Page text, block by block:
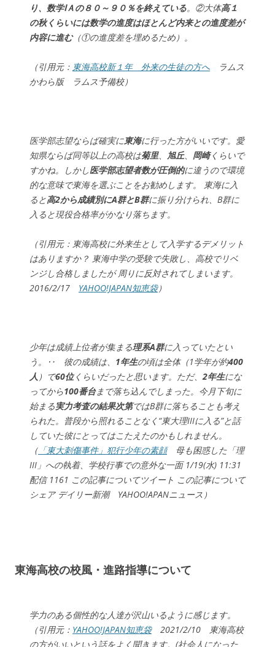
り、数学ⅠＡの８０～９０％を終えている。②大体高１
の秋くらいには数学の進度はほとんど内来との進度差が
内容に進む（①の進度差を埋めるため）。
（引用元： 東海高校新１年 外来の生徒の方へ ラムス
かわら版 ラムス予備校）
医学部志望ならば確実に東海に行った方がいいです。愛
知県ならば同等以上の高校は菊里、 旭丘、 岡崎くらいで
すかね。しかし医学部志望者数が圧倒的に違うので環境
的な意味で東海を選ぶことをお勧めします。 東海に入
ると高2から成績別にA群とB群に振り分けられ、B群に
入ると現役合格率がかなり落ちます。
（引用元：東海高校に外来生として入学するデメリット
はありますか？ 東海中学の受験で失敗し、高校でリベ
ンジし合格しましたが 周りに反対されてしまいます。
2016/2/17 YAHOO!JAPAN知恵袋）
少年は成績上位者が集まる理系A群に入っていたとい
う。‥ 彼の成績は、 1年生の頃は全体（1学年が約400
人 ）で60位くらいだったと思います。ただ、2年生にな
ってから100番台まで落ち込んでしまった。今月下旬に
始まる実力考査の結果次第ではB群に落ちることも考え
られた。普段から照れることなく“東大理IIIに入る”と話
していた彼にとってはこたえたのかもしれません。
（ 「東大刺傷事件」犯行少年の素顔母も困惑した「理
III」への執着、学校行事での意外な一面 1/19(水) 11:31
配信 1161 この記事についてツイート この記事について
シェア デイリー新潮 YAHOO!APANニュース）
東海高校の校風・進路指導について
学力のある個性的な人達が沢山いるように感じます。
（引用元： YAHOO!JAPAN知恵袋2021/2/10 東海高校
の方がいいという話をよく聞きます。(社会人になった